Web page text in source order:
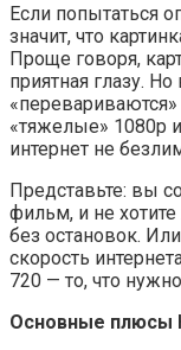
Если попытаться
значит, что
Проще говоря,
приятная глазу.
«тяжелые» 1080p
интернет не
Представьте: вы
фильм, и не
без остановок.
скорость
720 — то, что
Основные плюсы